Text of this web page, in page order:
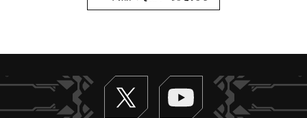
Twitter ヴァンガードch